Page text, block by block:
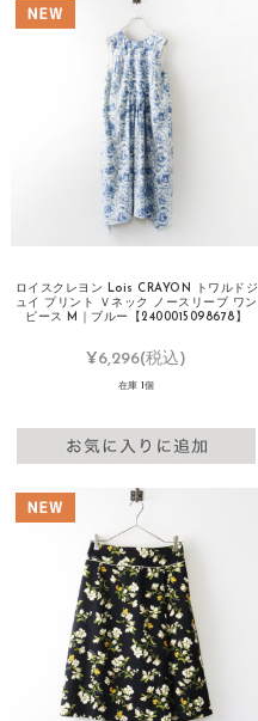
ロイスクレヨン Lois CRAYON トワルドジ
ュイ プリント Ｖネック ノースリーブ ワン
ピース M｜ブルー【2400015098678】
¥6,296(税込)
在庫 1個